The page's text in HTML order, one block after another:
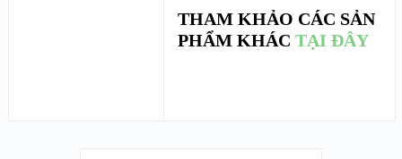
THAM KHẢO CÁC SẢN
PHẨM KHÁCTẠI ĐÂY